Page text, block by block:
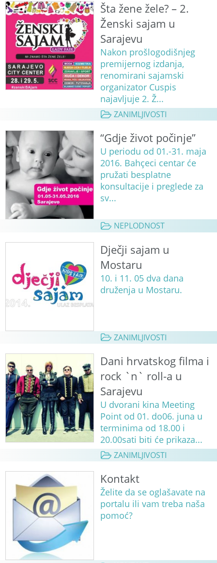
Šta žene žele? – 2.
Ženski sajam u
Sarajevu
Nakon prošlogodišnjeg
premijernog izdanja,
renomirani sajamski
organizator Cuspis
najavljuje 2. Ž...
ZANIMLJIVOSTI
“Gdje život počinje”
U periodu od 01.-31. maja
2016. Bahçeci centar će
pružati besplatne
konsultacije i preglede za
sv...
NEPLODNOST
Dječji sajam u
Mostaru
10. i 11. 05 dva dana
druženja u Mostaru.
ZANIMLJIVOSTI
Dani hrvatskog filma i
rock `n` roll-a u
Sarajevu
U dvorani kina Meeting
Point od 01. do06. juna u
terminima od 18.00 i
20.00sati biti će prikaza...
ZANIMLJIVOSTI
Kontakt
Želite da se oglašavate na
portalu ili vam treba naša
pomoć?